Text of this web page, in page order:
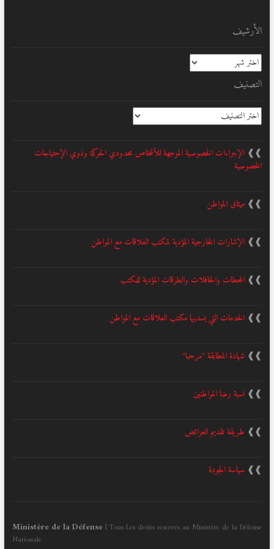
الأرشيف
الأرشيف
التصنيف
التصنيف
❱❱ الإجراءات الخصوصية الموجهة للأشخاص محدودي الحركة وذوي الإحتياجات
الخصوصية
❱❱ ميثاق المواطن
❱❱ الإشارات الخارجية المؤدية لمكتب العلاقات مع المواطن
❱❱ المحطات والحافلات والطرقات المؤدية للمكتب
❱❱ الخدمات التي يسديها مكتب العلاقات مع المواطن
❱❱ شهادة المطابقة "مرحبا"
❱❱ نسبة رضا المواطنين
❱❱ طريقة تقديم العرائض
❱❱ سياسة الجودة
Ministère de la Défense| Tous Les droits réservés au Ministère de la Défense
Nationale